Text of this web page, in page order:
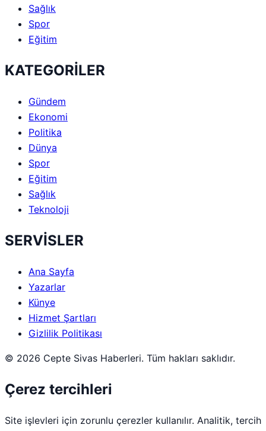
Sağlık
Spor
Eğitim
KATEGORİLER
Gündem
Ekonomi
Politika
Dünya
Spor
Eğitim
Sağlık
Teknoloji
SERVİSLER
Ana Sayfa
Yazarlar
Künye
Hizmet Şartları
Gizlilik Politikası
© 2026 Cepte Sivas Haberleri. Tüm hakları saklıdır.
Çerez tercihleri
Site işlevleri için zorunlu çerezler kullanılır. Analitik, tercih